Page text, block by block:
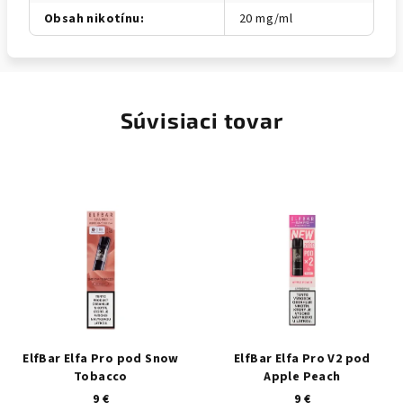
Obsah nikotínu: 20 mg/ml
Súvisiaci tovar
ElfBar Elfa Pro pod Snow
Tobacco
9 €
ElfBar Elfa Pro V2 pod
Apple Peach
9 €